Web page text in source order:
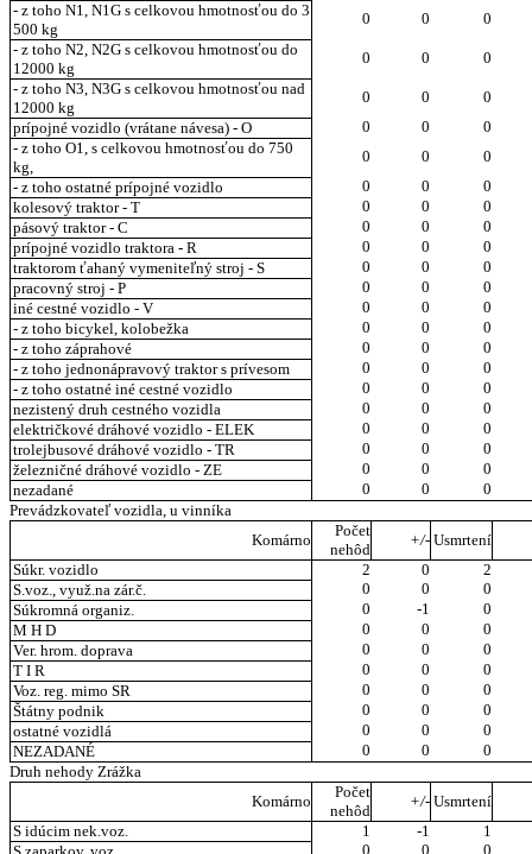
- z toho N1, N1G s celkovou hmotnosťou do 3
500 kg
0 0
0
- z toho N2, N2G s celkovou hmotnosťou do
12000 kg
0 0
0
- z toho N3, N3G s celkovou hmotnosťou nad
12000 kg
0 0
0
prípojné vozidlo (vrátane návesa) - O
0 0
0
- z toho O1, s celkovou hmotnosťou do 750
kg,
0 0
0
- z toho ostatné prípojné vozidlo
0 0
0
kolesový traktor - T
0 0
0
pásový traktor - C
0 0
0
prípojné vozidlo traktora - R
0 0
0
traktorom ťahaný vymeniteľný stroj - S
0 0
0
pracovný stroj - P
0 0
0
iné cestné vozidlo - V
0 0
0
- z toho bicykel, kolobežka
0 0
0
- z toho záprahové
0 0
0
- z toho jednonápravový traktor s prívesom
0 0
0
- z toho ostatné iné cestné vozidlo
0 0
0
nezistený druh cestného vozidla
0 0
0
električkové dráhové vozidlo - ELEK
0 0
0
trolejbusové dráhové vozidlo - TR
0 0
0
železničné dráhové vozidlo - ZE
0 0
0
nezadané
0 0
0
Prevádzkovateľ vozidla, u vinníka
Komárno
Počet
nehôd
+/- Usmrtení
Súkr. vozidlo
2 0
2
S.voz., využ.na zár.č.
0 0
0
Súkromná organiz.
0 -1
0
M H D
0 0
0
Ver. hrom. doprava
0 0
0
T I R
0 0
0
Voz. reg. mimo SR
0 0
0
Štátny podnik
0 0
0
ostatné vozidlá
0 0
0
NEZADANÉ
0 0
0
Druh nehody Zrážka
Komárno
Počet
nehôd
+/- Usmrtení
S idúcim nek.voz.
1 -1
1
0 0 0